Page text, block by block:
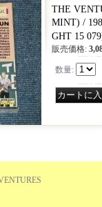
THE
MINT) /
GHT 15 079
販売価格:
数量: